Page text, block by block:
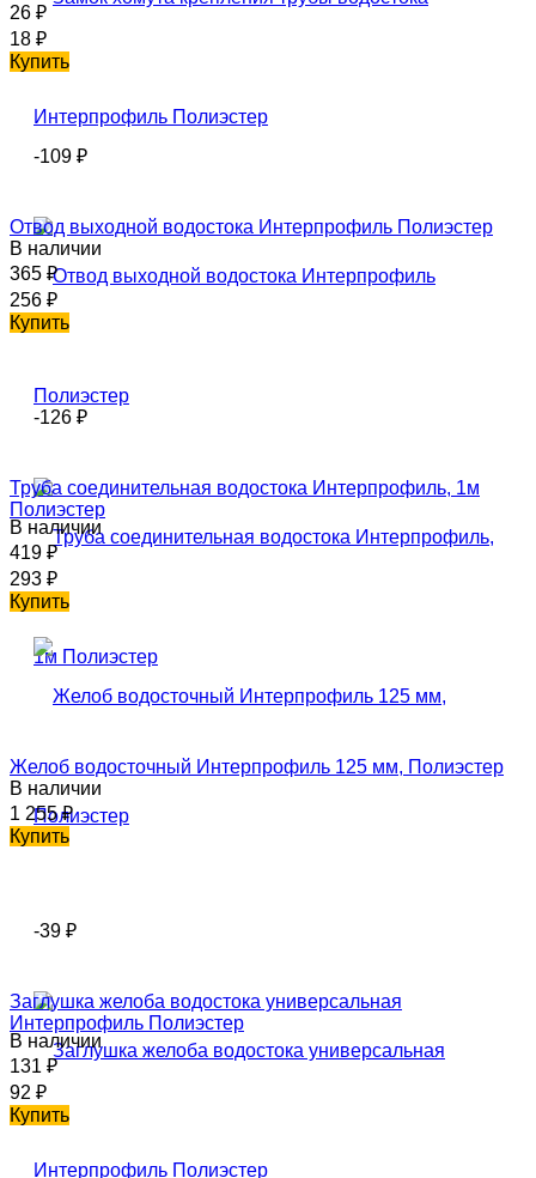
26 ₽
18 ₽
Купить
-109 ₽
Отвод выходной водостока Интерпрофиль Полиэстер
В наличии
365 ₽
256 ₽
Купить
-126 ₽
Труба соединительная водостока Интерпрофиль, 1м
Полиэстер
В наличии
419 ₽
293 ₽
Купить
Желоб водосточный Интерпрофиль 125 мм, Полиэстер
В наличии
1 255₽
Купить
-39 ₽
Заглушка желоба водостока универсальная
Интерпрофиль Полиэстер
В наличии
131 ₽
92 ₽
Купить